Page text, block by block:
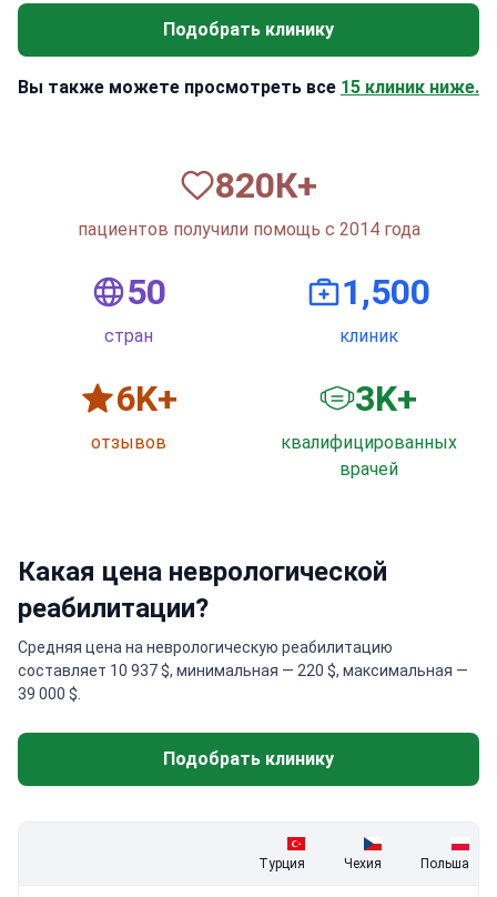
Подобрать клинику
Вы также можете просмотреть все 15 клиник ниже.
820К+
пациентов получили помощь с 2014 года
50
стран
1,500
клиник
6K+
отзывов
3K+
квалифицированных
врачей
Какая цена неврологической
реабилитации?
Средняя цена на неврологическую реабилитацию
составляет 10 937 $, минимальная — 220 $, максимальная —
39 000 $.
Подобрать клинику
Турция Чехия Польша